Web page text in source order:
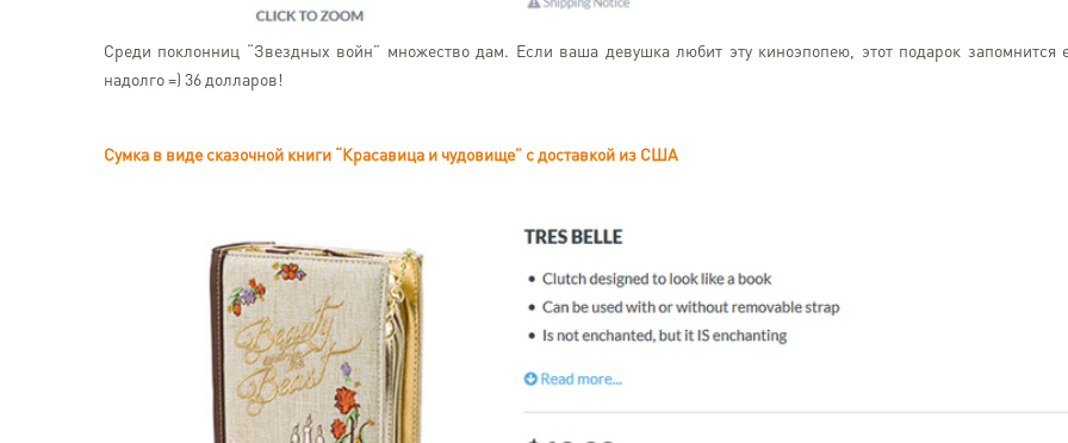
Среди поклонниц “Звездных войн” множество дам. Если ваша девушка любит эту киноэпопею, этот подарок запомнится
надолго =) 36 долларов!
Сумка в виде сказочной книги “Красавица и чудовище” с доставкой из США